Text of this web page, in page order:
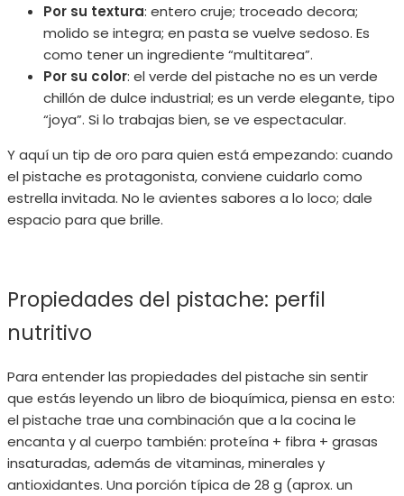
Por su textura: entero cruje; troceado decora;
molido se integra; en pasta se vuelve sedoso. Es
como tener un ingrediente “multitarea”.
Por su color: el verde del pistache no es un verde
chillón de dulce industrial; es un verde elegante, tipo
“joya”. Si lo trabajas bien, se ve espectacular.
Y aquí un tip de oro para quien está empezando: cuando
el pistache es protagonista, conviene cuidarlo como
estrella invitada. No le avientes sabores a lo loco; dale
espacio para que brille.
Propiedades del pistache: perfil
nutritivo
Para entender las propiedades del pistache sin sentir
que estás leyendo un libro de bioquímica, piensa en esto:
el pistache trae una combinación que a la cocina le
encanta y al cuerpo también: proteína + fibra + grasas
insaturadas, además de vitaminas, minerales y
antioxidantes. Una porción típica de 28 g (aprox. un